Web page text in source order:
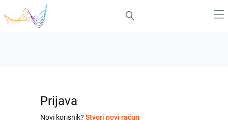
Prijava
Novi korisnik? Stvori novi račun